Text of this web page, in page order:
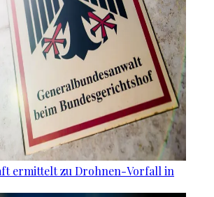
ermittelt zu Drohnen-Vorfall in